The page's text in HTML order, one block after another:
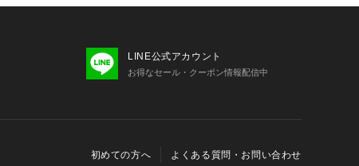
LINE公式アカウント
お得なセール・クーポン情報配信中
初めての方へ よくある質問・お問い合わせ